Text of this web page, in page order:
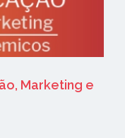
Marketing e